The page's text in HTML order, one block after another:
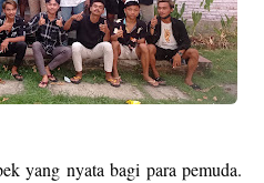
yang nyata bagi para pemuda.